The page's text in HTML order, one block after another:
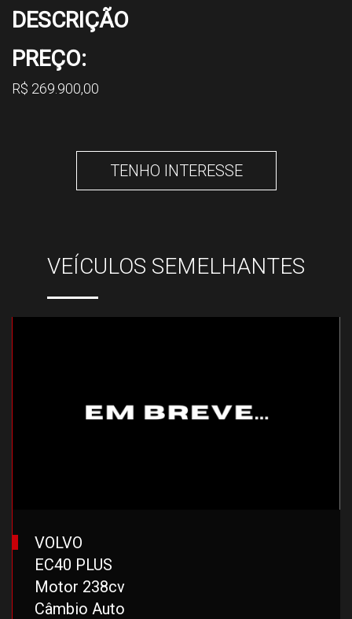
DESCRIÇÃO
PREÇO:
R$ 269.900,00
TENHO INTERESSE
VEÍCULOS SEMELHANTES
VOLVO
EC40 PLUS
Motor 238cv
Câmbio Auto